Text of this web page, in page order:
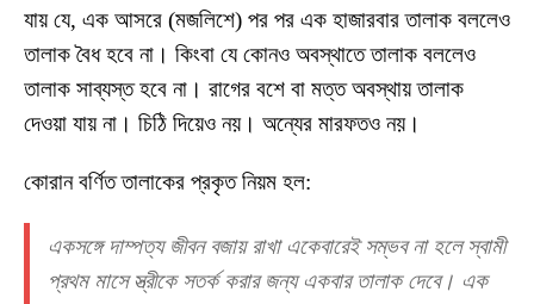
যায় যে, এক আসরে (মজলিশে) পর পর এক হাজারবার তালাক বললেও
তালাক বৈধ হবে না। কিংবা যে কোনও অবস্থাতে তালাক বললেও
তালাক সাব্যস্ত হবে না। রাগের বশে বা মত্ত অবস্থায় তালাক
দেওয়া যায় না। চিঠি দিয়েও নয়। অন্যের মারফতও নয়।
কোরান বর্ণিত তালাকের প্রকৃত নিয়ম হল:
একসঙ্গে দাম্পত্য জীবন বজায় রাখা একেবারেই সম্ভব না হলে স্বামী
প্রথম মাসে স্ত্রীকে সতর্ক করার জন্য একবার তালাক দেবে। এক